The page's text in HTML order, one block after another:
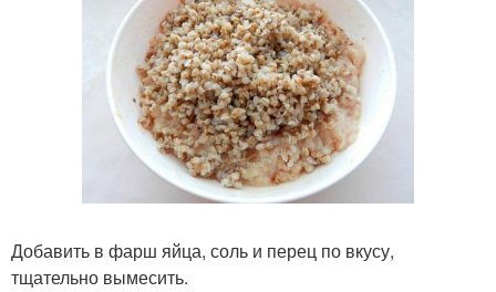
Добавить в фарш яйца, соль и перец по вкусу,
тщательно вымесить.